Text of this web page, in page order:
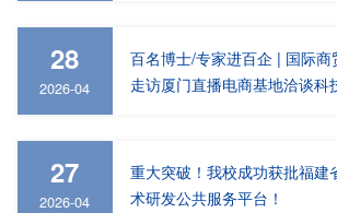
28
2026-04
百名博士/专家进百企 | 国际
走访厦门直播电商基地洽谈科
27
2026-04
重大突破！我校成功获批福建
术研发公共服务平台！